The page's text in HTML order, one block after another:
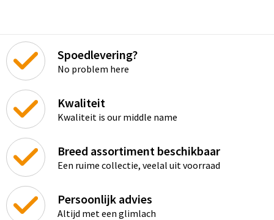
Spoedlevering?
No problem here
Kwaliteit
Kwaliteit is our middle name
Breed assortiment beschikbaar
Een ruime collectie, veelal uit voorraad
Persoonlijk advies
Altijd met een glimlach